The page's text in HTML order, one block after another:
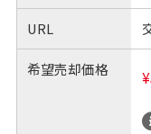
URL
希望売却価格 ¥